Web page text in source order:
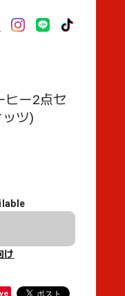
ヒー2点セ
ツ)
け